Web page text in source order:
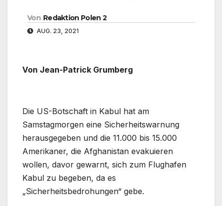
Von Redaktion Polen 2
AUG. 23, 2021
Von Jean-Patrick Grumberg
Die US-Botschaft in Kabul hat am
Samstagmorgen eine Sicherheitswarnung
herausgegeben und die 11.000 bis 15.000
Amerikaner, die Afghanistan evakuieren
wollen, davor gewarnt, sich zum Flughafen
Kabul zu begeben, da es
„Sicherheitsbedrohungen“ gebe.